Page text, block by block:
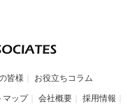
皆様 お役立ちコラム
マップ 会社概要
採用情報